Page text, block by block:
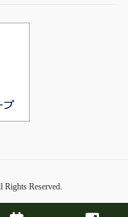
Reserved.